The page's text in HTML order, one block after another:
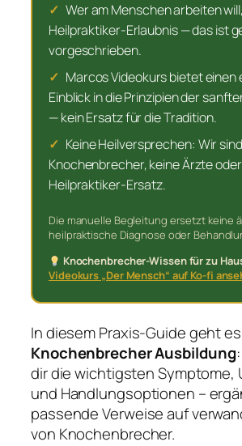
✓ Wer am Menschen arbeiten
Heilpraktiker-Erlaubnis — das ist
vorgeschrieben.
✓ Marcos Videokurs bietet einen
Einblick in die Prinzipien der
— kein Ersatz für die Tradition.
✓ Keine Heilversprechen: Wir sind
Knochenbrecher, keine Ärzte oder
Heilpraktiker-Ersatz.
Die manuelle Begleitung ersetzt keine
heilpraktische Diagnose oder
Knochenbrecher-Wissen für zu
Videokurs „Der Mensch“ auf Ko-fi
In diesem Praxis-Guide geht
Knochenbrecher Ausbildung
dir die wichtigsten Symptome,
und Handlungsoptionen –
passende Verweise auf
von Knochenbrecher.